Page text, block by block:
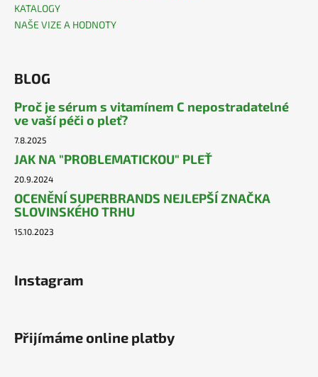
KATALOGY
NAŠE VIZE A HODNOTY
BLOG
Proč je sérum s vitamínem C nepostradatelné
ve vaší péči o pleť?
7.8.2025
JAK NA "PROBLEMATICKOU" PLEŤ
20.9.2024
OCENĚNÍ SUPERBRANDS NEJLEPŠÍ ZNAČKA
SLOVINSKÉHO TRHU
15.10.2023
Instagram
Přijímáme online platby